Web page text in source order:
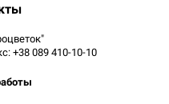
+38 089 410-10-10